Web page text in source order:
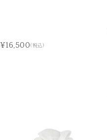
¥16,500(税込)